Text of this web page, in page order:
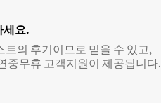
세요.
트의 후기이므로 믿을 수 있고,
중무휴 고객지원이 제공됩니다.